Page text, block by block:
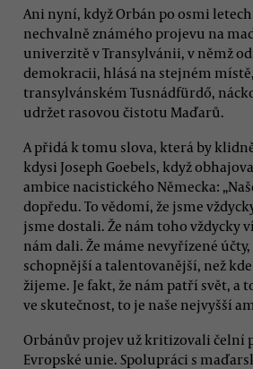
Ani nyní, když Orbán po osmi
nechvalně známého projevu na
univerzitě v Transylvánii, v němž
demokracii, hlásá na stejném
transylvánském Tusnádfürdő,
udržet rasovou čistotu Maďarů.
A přidá k tomu slova, která by
kdysi Joseph Goebels, když
ambice nacistického Německa:
dopředu. To vědomí, že jsme
jsme dostali. Že nám toho vždycky
nám dali. Že máme nevyřízené
schopnější a talentovanější, než
žijeme. Je fakt, že nám patří svět, a
ve skutečnost, to je naše nejvyšší
Orbánův projev už kritizovali čelní
Evropské unie. Spolupráci s